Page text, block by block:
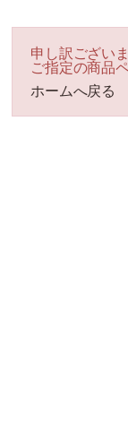
申し訳ございま
ご指定の商品
ホームへ戻る